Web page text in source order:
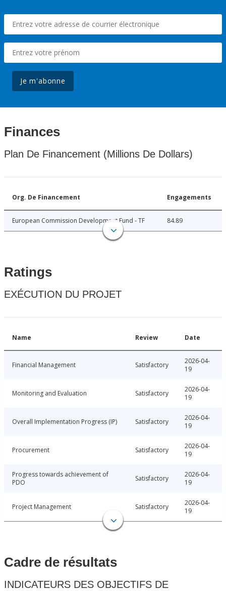
Je m'abonne
Finances
Plan De Financement (Millions De Dollars)
Org. De Financement Engagements
European Commission Development Fund - TF 84.89
Ratings
EXÉCUTION DU PROJET
Name Review Date
Financial Management Satisfactory
2026-04-
19
Monitoring and Evaluation Satisfactory
2026-04-
19
Overall Implementation Progress (IP) Satisfactory
2026-04-
19
Procurement Satisfactory
2026-04-
19
Progress towards achievement of
PDO
Satisfactory
2026-04-
19
Project Management Satisfactory
2026-04-
19
Cadre de résultats
INDICATEURS DES OBJECTIFS DE